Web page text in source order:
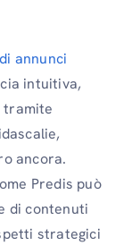
annunci
intuitiva,
tramite
ancora.
Predis può
di contenuti
strategici